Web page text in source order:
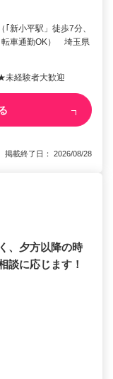
新小平駅」徒歩7分、
転車通勤OK） 埼玉県
経験者大歓迎
載終了日： 2026/08/28
、夕方以降の時
談に応じます！